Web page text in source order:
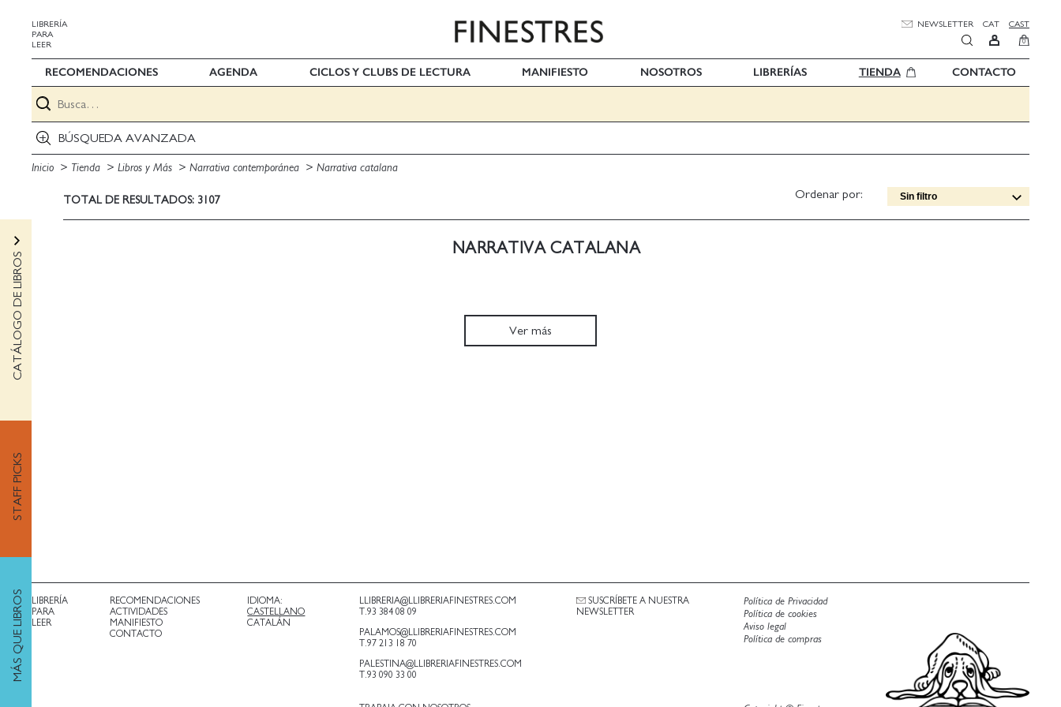
LIBRERÍA
PARA
LEER
NEWSLETTER CAT CAST
0
RECOMENDACIONES AGENDA CICLOS Y CLUBS DE LECTURA MANIFIESTO NOSOTROS LIBRERÍAS TIENDA CONTACTO
BÚSQUEDA AVANZADA
Inicio Tienda Libros y Más Narrativa contemporánea Narrativa catalana
TOTAL DE RESULTADOS: 3107 Ordenar por:
Sin filtro
CATÁLOGO DE LIBROS
STAFF PICKS
MÁS QUE LIBROS
NARRATIVA CATALANA
Ver más
LIBRERÍA
PARA
LEER
RECOMENDACIONES
ACTIVIDADES
MANIFIESTO
CONTACTO
IDIOMA:
CASTELLANO
CATALÁN
LLIBRERIA@LLIBRERIAFINESTRES.COM
T.93 384 08 09
PALAMOS@LLIBRERIAFINESTRES.COM
T.97 213 18 70
PALESTINA@LLIBRERIAFINESTRES.COM
T.93 090 33 00
SUSCRÍBETE A NUESTRA
NEWSLETTER
Política de Privacidad
Política de cookies
Aviso legal
Política de compras